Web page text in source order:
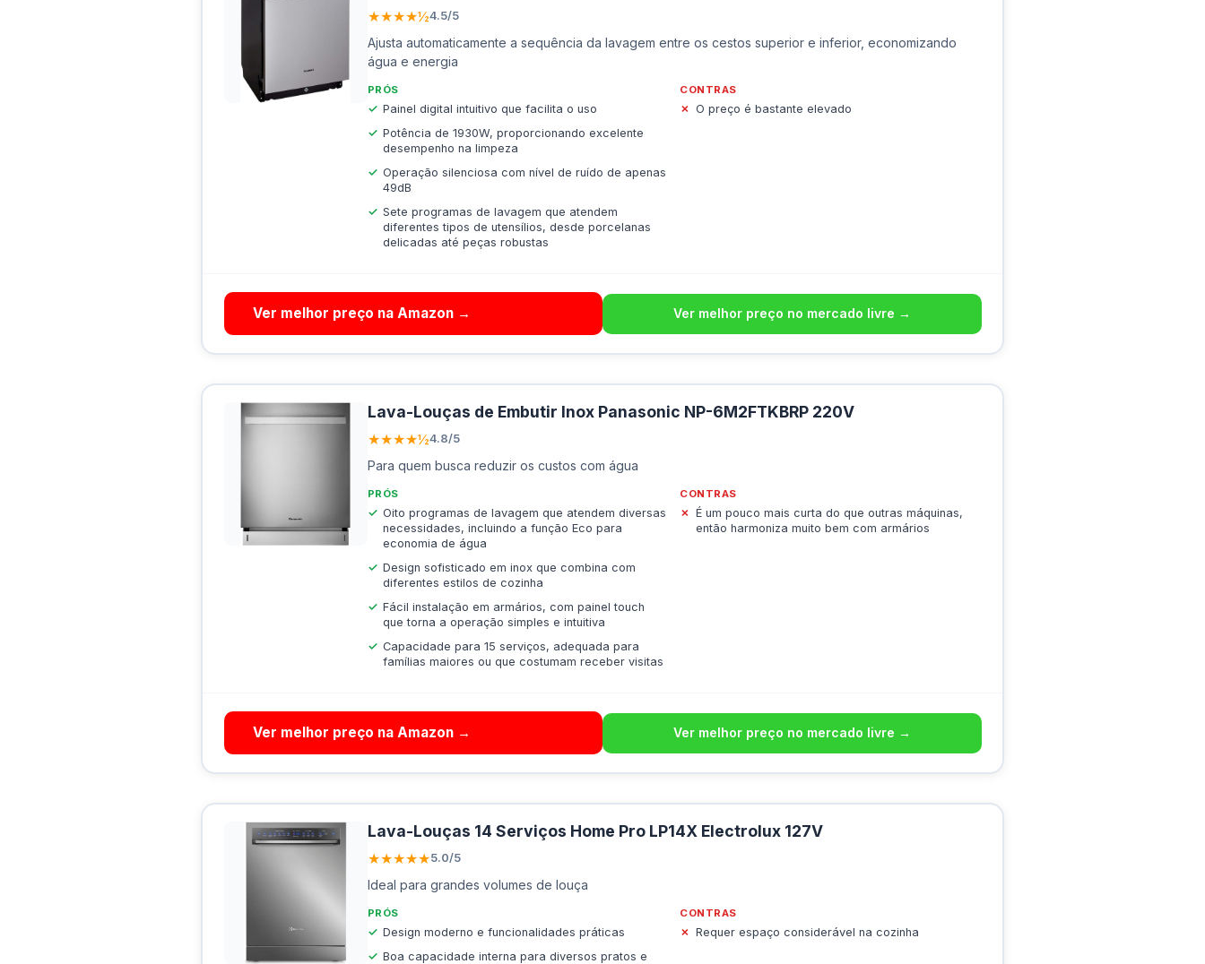
★★★★½4.5/5
Ajusta automaticamente a sequência da lavagem entre os cestos superior e inferior, economizando
água e energia
PRÓS
Painel digital intuitivo que facilita o uso
Potência de 1930W, proporcionando excelente
desempenho na limpeza
Operação silenciosa com nível de ruído de apenas
49dB
Sete programas de lavagem que atendem
diferentes tipos de utensílios, desde porcelanas
delicadas até peças robustas
CONTRAS
O preço é bastante elevado
Ver melhor preço na Amazon → Ver melhor preço no mercado livre →
Lava-Louças de Embutir Inox Panasonic NP-6M2FTKBRP 220V
★★★★½4.8/5
Para quem busca reduzir os custos com água
PRÓS
Oito programas de lavagem que atendem diversas
necessidades, incluindo a função Eco para
economia de água
Design sofisticado em inox que combina com
diferentes estilos de cozinha
Fácil instalação em armários, com painel touch
que torna a operação simples e intuitiva
Capacidade para 15 serviços, adequada para
famílias maiores ou que costumam receber visitas
CONTRAS
É um pouco mais curta do que outras máquinas,
então harmoniza muito bem com armários
Ver melhor preço na Amazon → Ver melhor preço no mercado livre →
Lava-Louças 14 Serviços Home Pro LP14X Electrolux 127V
★★★★★5.0/5
Ideal para grandes volumes de louça
PRÓS
Design moderno e funcionalidades práticas
Boa capacidade interna para diversos pratos e
CONTRAS
Requer espaço considerável na cozinha